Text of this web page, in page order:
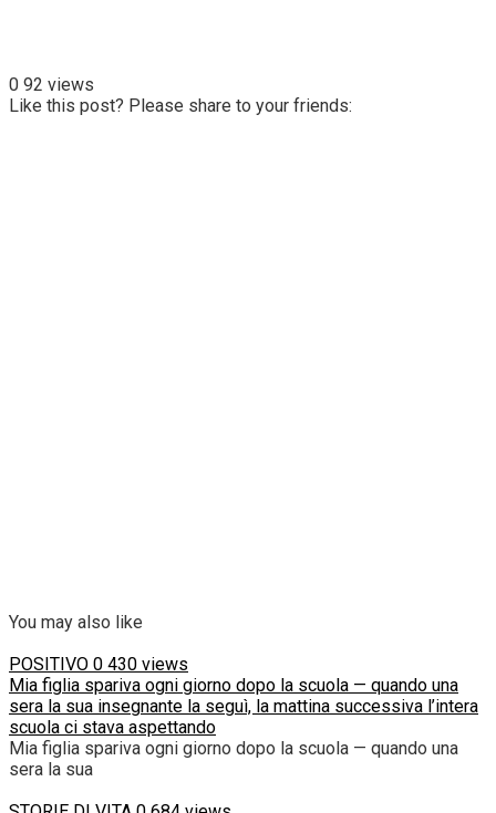
0 92 views
Like this post? Please share to your friends:
You may also like
POSITIVO 0 430 views
Mia figlia spariva ogni giorno dopo la scuola — quando una
sera la sua insegnante la seguì, la mattina successiva l’intera
scuola ci stava aspettando
Mia figlia spariva ogni giorno dopo la scuola — quando una
sera la sua